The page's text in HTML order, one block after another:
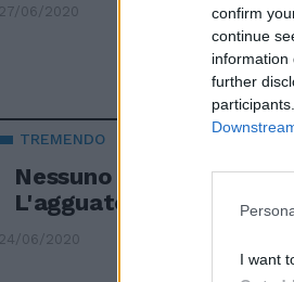
confirm
continue
information
further
I want
27/06/2020
TREMENDO
Nessuno vede arrivare
L'agguato alle spalle è
24/06/2020